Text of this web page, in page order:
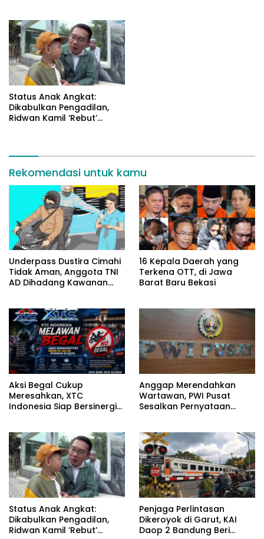
Status Anak Angkat:
Dikabulkan Pengadilan,
Ridwan Kamil ‘Rebut’
Rekomendasi untuk kamu
Underpass Dustira Cimahi
Tidak Aman, Anggota TNI
AD Dihadang Kawanan
16 Kepala Daerah yang
Terkena OTT, di Jawa
Barat Baru Bekasi
Aksi Begal Cukup
Meresahkan, XTC
Indonesia Siap Bersinergi
Anggap Merendahkan
Wartawan, PWI Pusat
Sesalkan Pernyataan
Status Anak Angkat:
Dikabulkan Pengadilan,
Ridwan Kamil ‘Rebut’
Penjaga Perlintasan
Dikeroyok di Garut, KAI
Daop 2 Bandung Beri